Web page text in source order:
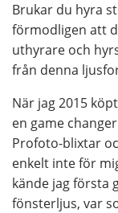
Brukar du hyra
förmodligen att
uthyrare och
från denna
När jag 2015
en game
Profoto-blixtar
enkelt inte för
kände jag första
fönsterljus, var